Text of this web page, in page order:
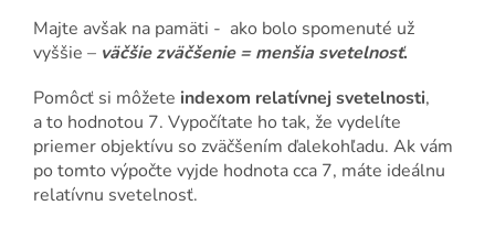
Majte avšak na pamäti - ako bolo spomenuté už
vyššie – väčšie zväčšenie = menšia svetelnosť.
Pomôcť si môžete indexom relatívnej svetelnosti,
a to hodnotou 7. Vypočítate ho tak, že vydelíte
priemer objektívu so zväčšením ďalekohľadu. Ak vám
po tomto výpočte vyjde hodnota cca 7, máte ideálnu
relatívnu svetelnosť.